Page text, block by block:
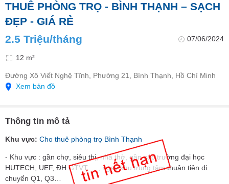
THUÊ PHÒNG TRỌ - BÌNH THẠNH – SẠCH
ĐẸP - GIÁ RẺ
2.5 Triệu/tháng
07/06/2024
12 m²
Đường Xô Viết Nghệ Tĩnh, Phường 21, Bình Thạnh, Hồ Chí Minh
Xem bản đồ
Thông tin mô tả
Khu vực: Cho thuê phòng trọ Bình Thạnh
- Khu vực : gần chợ, siêu thị, nhà thờ, gần các trường đại học
HUTECH, UEF, ĐH GTVT, …, ngay khu trung tâm thuận tiện di
chuyển Q1, Q3…